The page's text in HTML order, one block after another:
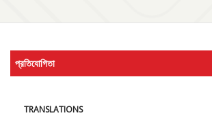
প্রতিযোগিতা
TRANSLATIONS